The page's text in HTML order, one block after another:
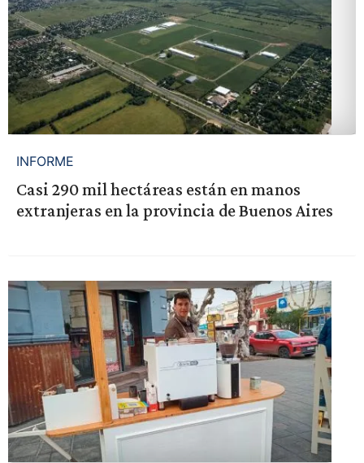
INFORME
Casi 290 mil hectáreas están en manos
extranjeras en la provincia de Buenos Aires